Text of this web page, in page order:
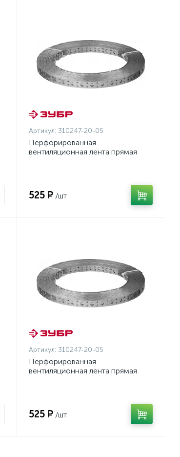
Артикул: 310247-20-05
Перфорированная
вентиляционная лента прямая
525 ₽ /шт
Артикул: 310247-20-05
Перфорированная
вентиляционная лента прямая
525 ₽ /шт